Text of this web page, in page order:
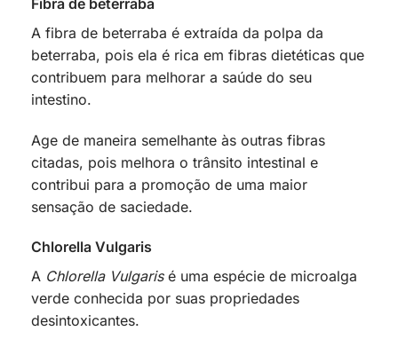
A fibra de beterraba é extraída da polpa da
beterraba, pois ela é rica em fibras dietéticas que
contribuem para melhorar a saúde do seu
intestino.
Age de maneira semelhante às outras fibras
citadas, pois melhora o trânsito intestinal e
contribui para a promoção de uma maior
sensação de saciedade.
Chlorella Vulgaris
A Chlorella Vulgarisé uma espécie de microalga
verde conhecida por suas propriedades
desintoxicantes.